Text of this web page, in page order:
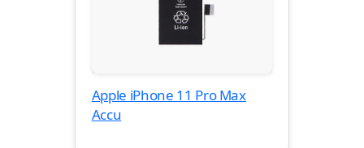
Apple iPhone 11 Pro Max
Accu